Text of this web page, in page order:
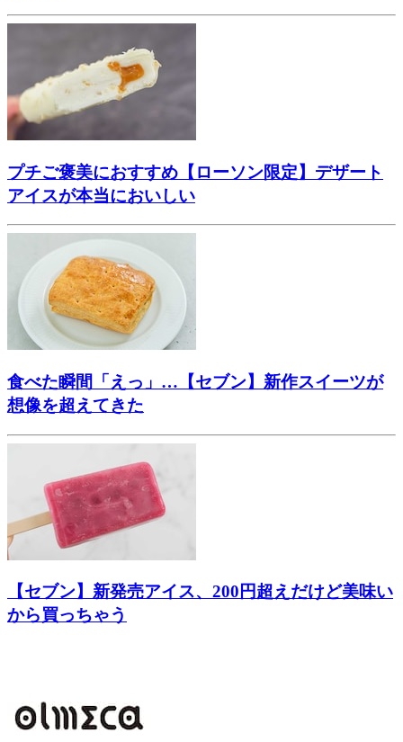
プチご褒美におすすめ【ローソン限定】デザート
アイスが本当においしい
食べた瞬間「えっ」…【セブン】新作スイーツが
想像を超えてきた
【セブン】新発売アイス、200円超えだけど美味い
から買っちゃう